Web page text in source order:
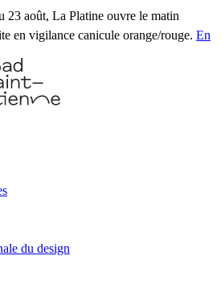
23 août, La Platine ouvre le matin
en vigilance canicule orange/rouge. En
du design